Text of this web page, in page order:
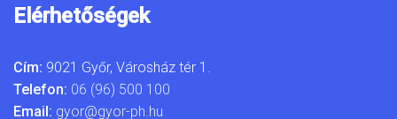
Elérhetőségek
Cím: 9021 Győr, Városház tér 1.
Telefon: 06 (96) 500 100
Email: gyor@gyor-ph.hu